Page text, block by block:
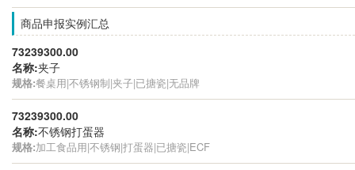
商品申报实例汇总
73239300.00
名称:夹子
规格:餐桌用|不锈钢制|夹子|已搪瓷|无品牌
73239300.00
名称:不锈钢打蛋器
规格:加工食品用|不锈钢|打蛋器|已搪瓷|ECF